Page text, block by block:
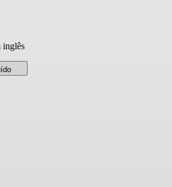
inglês